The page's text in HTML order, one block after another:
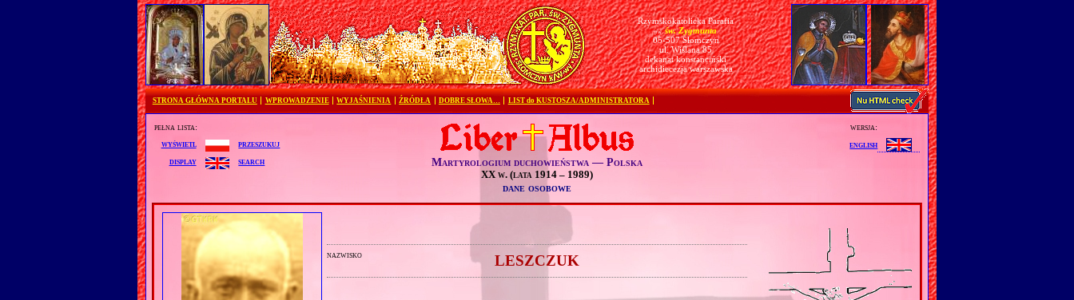
Rzymskokatolicka Parafia
pw.św. Zygmunta
05-507 Słomczyn
ul. Wiślana 85
dekanat konstanciński
archidiecezja warszawska
STRONA GŁÓWNA PORTALU WPROWADZENIE WYJAŚNIENIA ŹRÓDŁA DOBRE SŁOWA… LIST do KUSTOSZA/ADMINISTRATORA
pełna lista:
wyświetl
przeszukuj
display
search Martyrologium duchowieństwa — Polska
XX w. (lata 1914 – 1989)
dane osobowe
wersja:
english
nazwisko LESZCZUK